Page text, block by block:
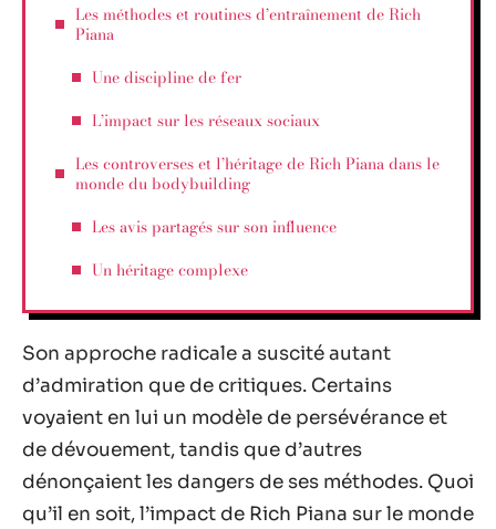
Les méthodes et routines d’entraînement de Rich
Piana
Une discipline de fer
L’impact sur les réseaux sociaux
Les controverses et l’héritage de Rich Piana dans le
monde du bodybuilding
Les avis partagés sur son influence
Un héritage complexe
Son approche radicale a suscité autant
d’admiration que de critiques. Certains
voyaient en lui un modèle de persévérance et
de dévouement, tandis que d’autres
dénonçaient les dangers de ses méthodes. Quoi
qu’il en soit, l’impact de Rich Piana sur le monde